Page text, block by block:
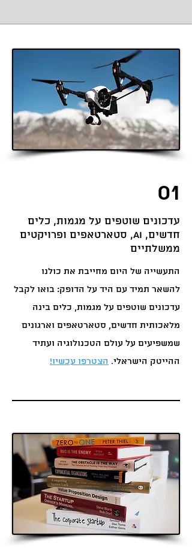
01
עדכונים שוטפים על מגמות, כלים
חדשים, AI, סטארטאפים ופרויקטים
ממשלתיים
התעשייה של היום מחייבת את כולנו
להשאר תמיד עם היד על הדופק: בואו לקבל
עדכונים שוטפים על מגמות, כלים בינה
מלאכותית חדשים, סטארטאפים וארגונים
שמשפיעים על עולם הטכנולוגיה ועתיד
ההייטק הישראלי. הצטרפו עכשיו!